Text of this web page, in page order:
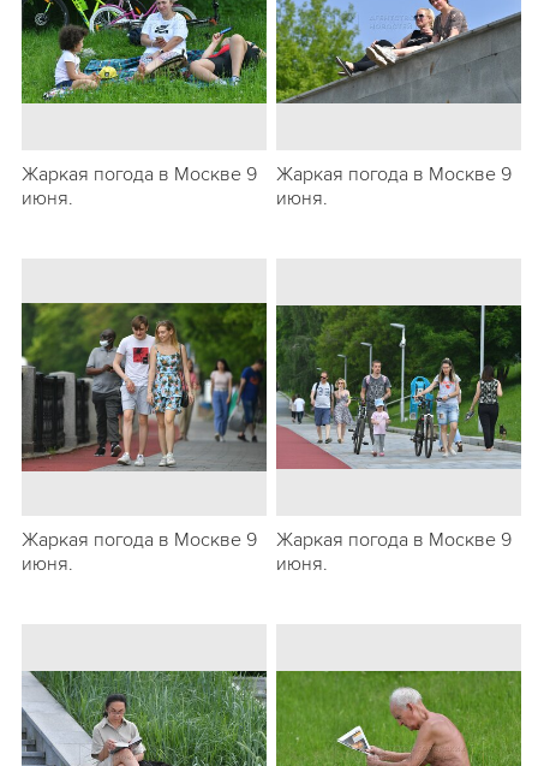
Жаркая погода в Москве 9
июня.
Жаркая погода в Москве 9
июня.
Жаркая погода в Москве 9
июня.
Жаркая погода в Москве 9
июня.